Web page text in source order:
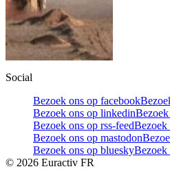
Social
Bezoek ons op facebook
Bezoek ons op linkedin
Bezoek ons op rss-feedBezoek
Bezoek ons op mastodon
Bezoek ons op blueskyBezoek
© 2026 Euractiv FR